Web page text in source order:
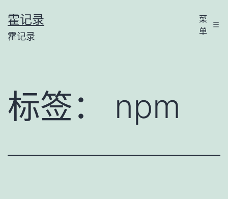
至
内
霍记录
霍记录
菜
单
标签： npm